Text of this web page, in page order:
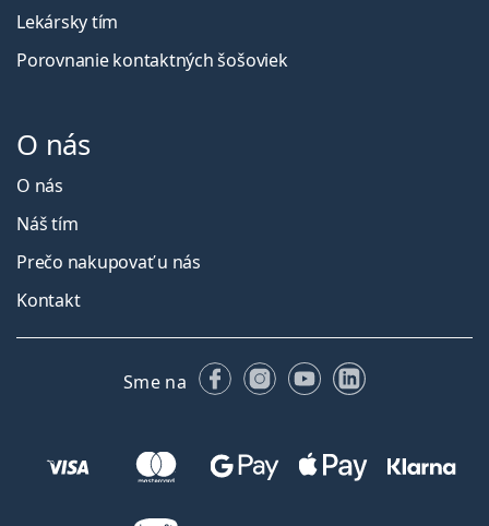
Lekársky tím
Porovnanie kontaktných šošoviek
O nás
O nás
Náš tím
Prečo nakupovať u nás
Kontakt
Sme na FacebookuInstagrame
YouTubeLinkedIn